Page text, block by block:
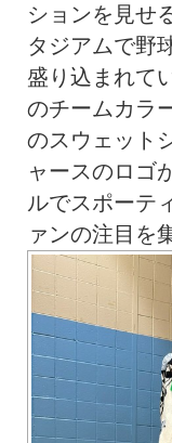
ションを見せ
タジアムで野
盛り込まれて
のチームカラ
のスウェット
ャースのロゴ
ルでスポーテ
ァンの注目を